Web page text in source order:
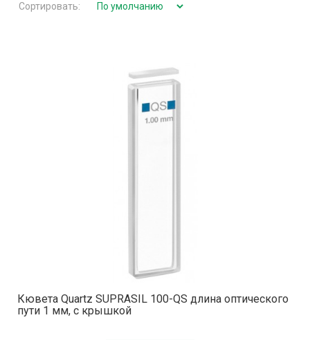
Сортировать:
Кювета Quartz SUPRASIL 100-QS длина оптического
пути 1 мм, с крышкой